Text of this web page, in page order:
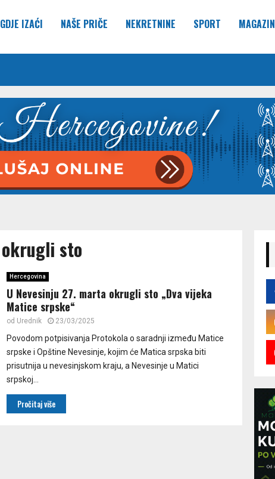
GDJE IZAĆI NAŠE PRIČE NEKRETNINE SPORT MAGAZIN
okrugli sto
Hercegovina
U Nevesinju 27. marta okrugli sto „Dva vijeka
Matice srpske“
od Urednik 23/03/2025
Povodom potpisivanja Protokola o saradnji između Matice
srpske i Opštine Nevesinje, kojim će Matica srpska biti
prisutnija u nevesinjskom kraju, a Nevesinje u Matici
srpskoj...
Pročitaj više